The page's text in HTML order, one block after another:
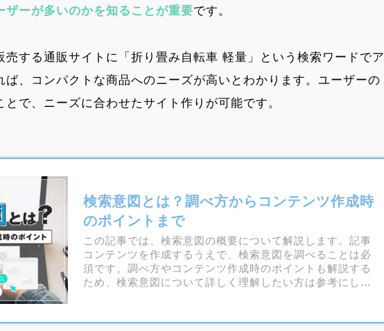
ザーが多いのかを知ることが重要です。
売する通販サイトに「折り畳み自転車 軽量」という検索ワードでア
ば、コンパクトな商品へのニーズが高いとわかります。ユーザーの
で、ニーズに合わせたサイト作りが可能です。
検索意図とは？調べ方からコンテンツ作成時
のポイントまで
この記事では、検索意図の概要について解説します。記事
コンテンツを作成するうえで、検索意図を調べることは必
須です。調べ方やコンテンツ作成時のポイントも解説する
ため、検索意図について詳しく理解したい方は参考にして